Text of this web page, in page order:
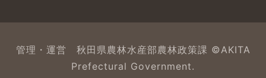
管理・運営 秋田県農林水産部農林政策課 ©AKITA
Prefectural Government.